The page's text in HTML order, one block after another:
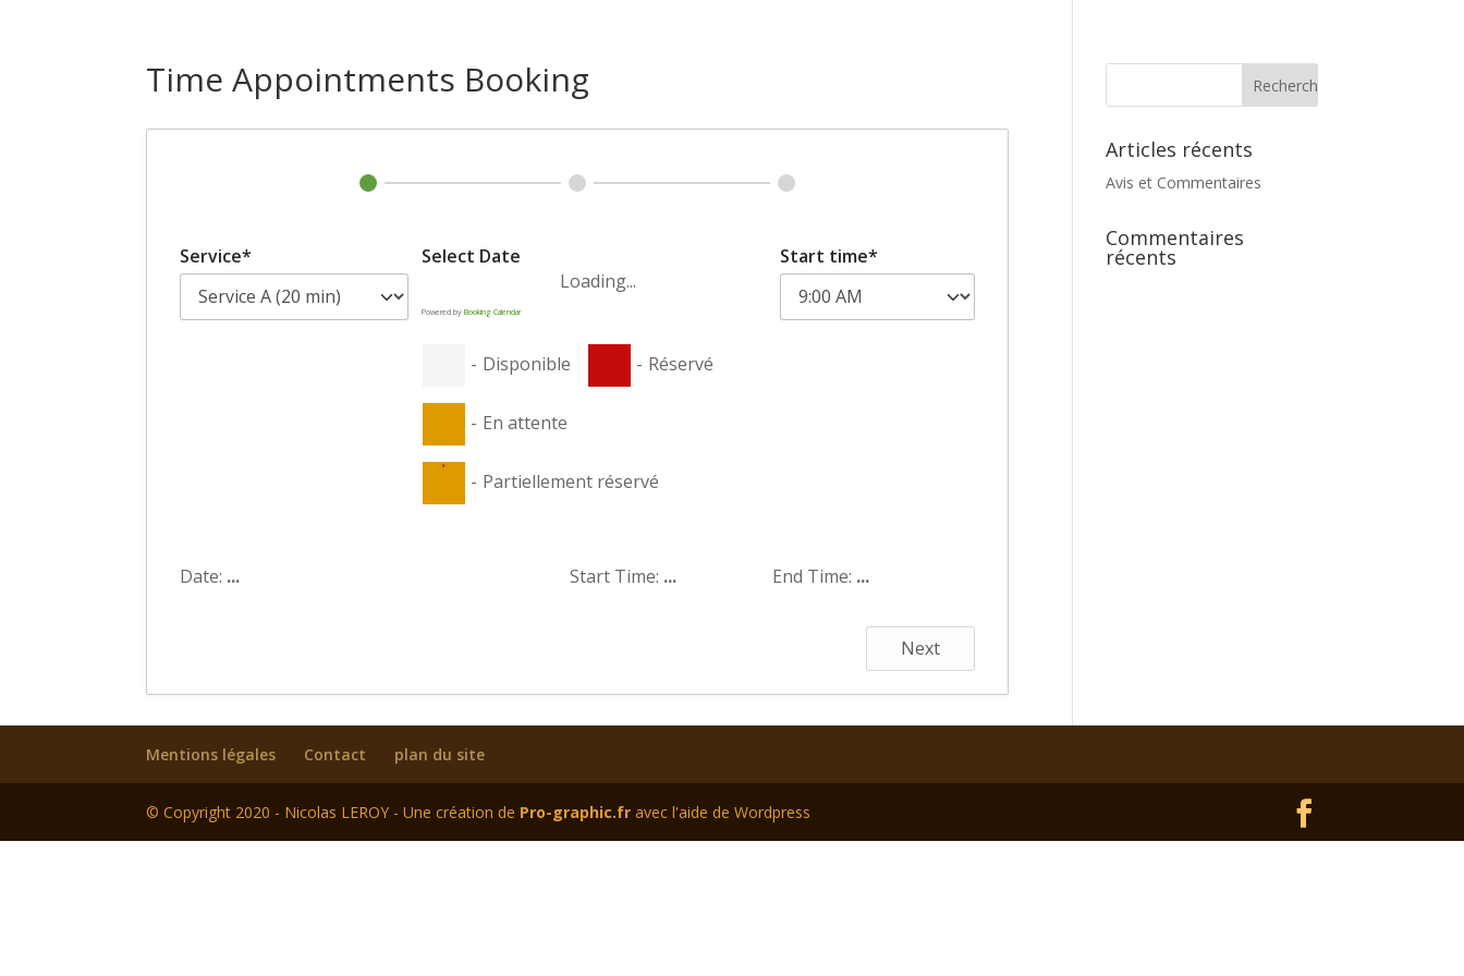
Time Appointments Booking
Service*
Select Date
Loading...
Powered byBooking Calendar
- Disponible - Réservé
- En attente
·
- Partiellement réservé
Start time*
Date: ... Start Time: ... End Time: ...
Next
Articles récents
Avis et Commentaires
Commentaires
récents
Mentions légales Contact plan du site
© Copyright 2020 - Nicolas LEROY - Une création de Pro-graphic.fr avec l'aide de Wordpress